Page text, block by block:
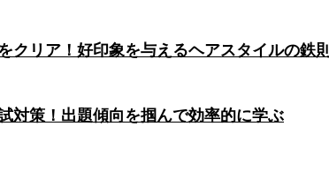
クリア！好印象を与えるヘアスタイルの鉄則
対策！出題傾向を掴んで効率的に学ぶ